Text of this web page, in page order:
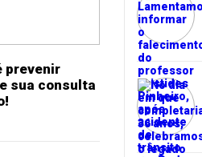
prevenir
sua consulta